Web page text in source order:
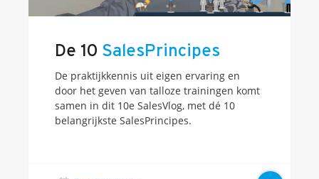
De 10 SalesPrincipes
De praktijkkennis uit eigen ervaring en
door het geven van talloze trainingen komt
samen in dit 10e SalesVlog, met dé 10
belangrijkste SalesPrincipes.